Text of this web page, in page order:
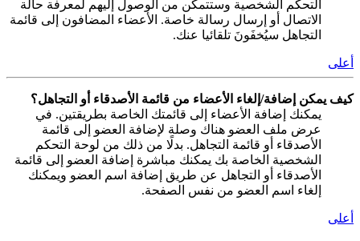
التحكم الشخصية وستتمكن من الوصول إليهم لمعرفة حالة
الاتصال أو إرسال رسالة خاصة. الأعضاء المضافون إلى قائمة
التجاهل سيُخفَونَ تلقائيا عنك.
أعلى
كيف يمكن إضافة/إلغاء الأعضاء من قائمة الأصدقاء أو التجاهل؟
يمكنك إضافة الأعضاء إلى قائمتك الخاصة بطريقتين. في
عرض ملف العضو هناك وصلة لإضافة العضو إلى قائمة
الأصدقاء أو قائمة التجاهل. بدلًا من ذلك من لوحة التحكم
الشخصية الخاصة بك يمكنك مباشرة إضافة العضو إلى قائمة
الأصدقاء أو التجاهل عن طريق إضافة اسم العضو ويمكنك
إلغاء اسم العضو من نفس الصفحة.
أعلى